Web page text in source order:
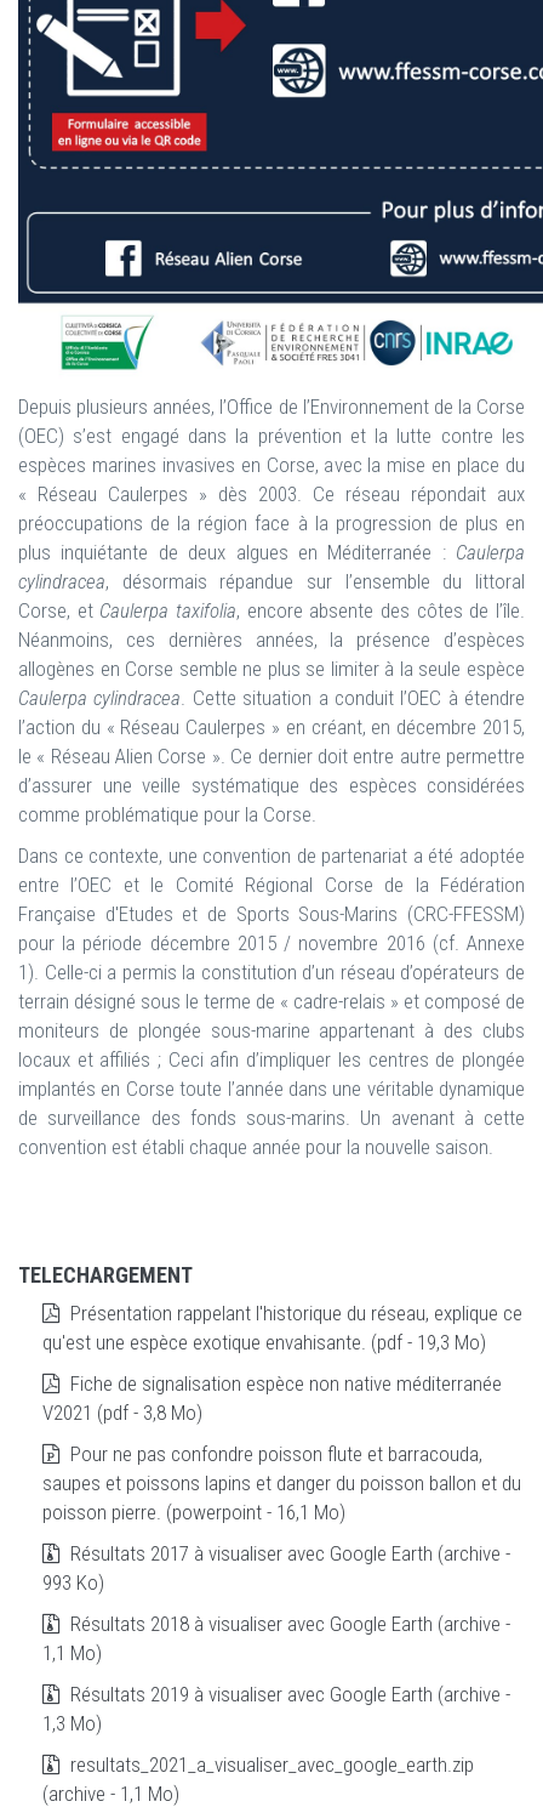
Depuis plusieurs années, l’Office de l’Environnement de la Corse
(OEC) s’est engagé dans la prévention et la lutte contre les
espèces marines invasives en Corse, avec la mise en place du
« Réseau Caulerpes » dès 2003. Ce réseau répondait aux
préoccupations de la région face à la progression de plus en
plus inquiétante de deux algues en Méditerranée : Caulerpa
cylindracea, désormais répandue sur l’ensemble du littoral
Corse, et Caulerpa taxifolia, encore absente des côtes de l’île.
Néanmoins, ces dernières années, la présence d’espèces
allogènes en Corse semble ne plus se limiter à la seule espèce
Caulerpa cylindracea. Cette situation a conduit l’OEC à étendre
l’action du « Réseau Caulerpes » en créant, en décembre 2015,
le « Réseau Alien Corse ». Ce dernier doit entre autre permettre
d’assurer une veille systématique des espèces considérées
comme problématique pour la Corse.
Dans ce contexte, une convention de partenariat a été adoptée
entre l’OEC et le Comité Régional Corse de la Fédération
Française d'Etudes et de Sports Sous-Marins (CRC-FFESSM)
pour la période décembre 2015 / novembre 2016 (cf. Annexe
1). Celle-ci a permis la constitution d’un réseau d’opérateurs de
terrain désigné sous le terme de « cadre-relais » et composé de
moniteurs de plongée sous-marine appartenant à des clubs
locaux et affiliés ; Ceci afin d’impliquer les centres de plongée
implantés en Corse toute l’année dans une véritable dynamique
de surveillance des fonds sous-marins. Un avenant à cette
convention est établi chaque année pour la nouvelle saison.
TELECHARGEMENT
Présentation rappelant l'historique du réseau, explique ce
qu'est une espèce exotique envahisante. (pdf - 19,3 Mo)
Fiche de signalisation espèce non native méditerranée
V2021 (pdf - 3,8 Mo)
Pour ne pas confondre poisson flute et barracouda,
saupes et poissons lapins et danger du poisson ballon et du
poisson pierre. (powerpoint - 16,1 Mo)
Résultats 2017 à visualiser avec Google Earth (archive -
993 Ko)
Résultats 2018 à visualiser avec Google Earth (archive -
1,1 Mo)
Résultats 2019 à visualiser avec Google Earth (archive -
1,3 Mo)
resultats_2021_a_visualiser_avec_google_earth.zip
(archive - 1,1 Mo)